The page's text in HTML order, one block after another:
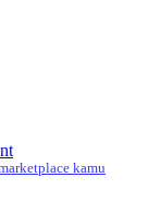
kamu